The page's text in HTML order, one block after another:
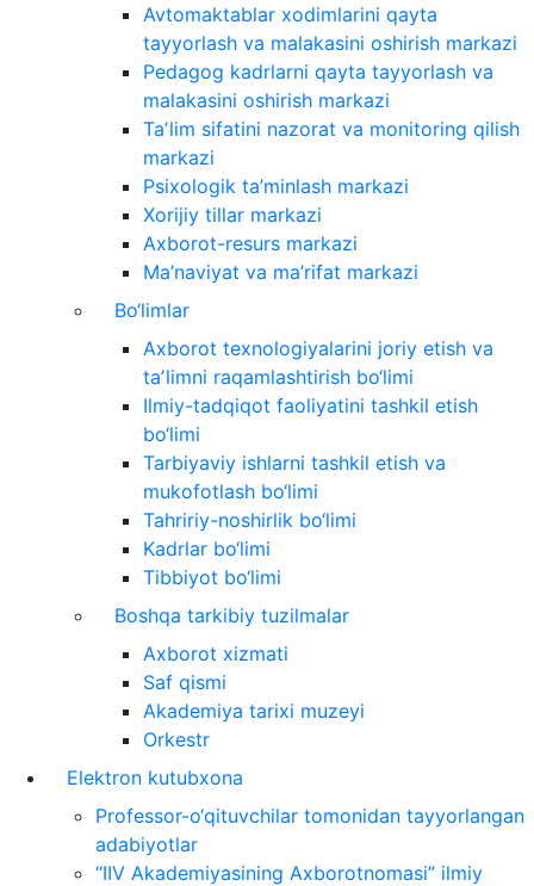
Avtomaktablar xodimlarini qayta
tayyorlash va malakasini oshirish markazi
Pedagog kadrlarni qayta tayyorlash va
malakasini oshirish markazi
Taʼlim sifatini nazorat va monitoring qilish
markazi
Psixologik ta’minlash markazi
Xorijiy tillar markazi
Axborot-resurs markazi
Ma’naviyat va ma’rifat markazi
Bo‘limlar
Axborot texnologiyalarini joriy etish va
taʼlimni raqamlashtirish bo‘limi
Ilmiy-tadqiqot faoliyatini tashkil etish
bo‘limi
Tarbiyaviy ishlarni tashkil etish va
mukofotlash bo‘limi
Tahririy-noshirlik bo‘limi
Kadrlar bo‘limi
Tibbiyot bo‘limi
Boshqa tarkibiy tuzilmalar
Axborot xizmati
Saf qismi
Akademiya tarixi muzeyi
Orkestr
Elektron kutubxona
Professor-o‘qituvchilar tomonidan tayyorlangan
adabiyotlar
“IIV Akademiyasining Axborotnomasi” ilmiy